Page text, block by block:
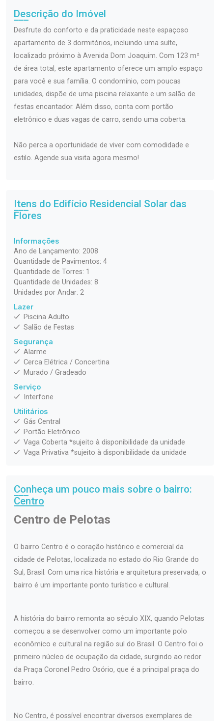
Descrição do Imóvel
Desfrute do conforto e da praticidade neste espaçoso
apartamento de 3 dormitórios, incluindo uma suíte,
localizado próximo à Avenida Dom Joaquim. Com 123 m²
de área total, este apartamento oferece um amplo espaço
para você e sua família. O condomínio, com poucas
unidades, dispõe de uma piscina relaxante e um salão de
festas encantador. Além disso, conta com portão
eletrônico e duas vagas de carro, sendo uma coberta.
Não perca a oportunidade de viver com comodidade e
estilo. Agende sua visita agora mesmo!
Itens do Edifício Residencial Solar das
Flores
Informações
Ano de Lançamento: 2008
Quantidade de Pavimentos: 4
Quantidade de Torres: 1
Quantidade de Unidades: 8
Unidades por Andar: 2
Lazer
Piscina Adulto
Salão de Festas
Segurança
Alarme
Cerca Elétrica / Concertina
Murado / Gradeado
Serviço
Interfone
Utilitários
Gás Central
Portão Eletrônico
Vaga Coberta *sujeito à disponibilidade da unidade
Vaga Privativa *sujeito à disponibilidade da unidade
Conheça um pouco mais sobre o bairro:
Centro
Centro de Pelotas
O bairro Centro é o coração histórico e comercial da
cidade de Pelotas, localizada no estado do Rio Grande do
Sul, Brasil. Com uma rica história e arquitetura preservada, o
bairro é um importante ponto turístico e cultural.
A história do bairro remonta ao século XIX, quando Pelotas
começou a se desenvolver como um importante polo
econômico e cultural na região sul do Brasil. O Centro foi o
primeiro núcleo de ocupação da cidade, surgindo ao redor
da Praça Coronel Pedro Osório, que é a principal praça do
bairro.
No Centro, é possível encontrar diversos exemplares de